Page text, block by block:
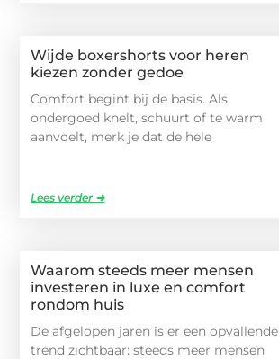
Wijde boxershorts voor heren
kiezen zonder gedoe
Comfort begint bij de basis. Als
ondergoed knelt, schuurt of te warm
aanvoelt, merk je dat de hele
Lees verder ➜
Waarom steeds meer mensen
investeren in luxe en comfort
rondom huis
De afgelopen jaren is er een opvallende
trend zichtbaar: steeds meer mensen